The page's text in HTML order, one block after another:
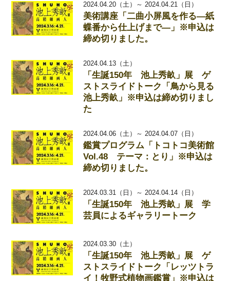
2024.04.20（土）～ 2024.04.21（日）
美術講座「二曲小屏風を作る―紙
蝶番から仕上げまで―」※申込は
締め切りました。
2024.04.13（土）
「生誕150年 池上秀畝」展 ゲ
ストスライドトーク「鳥から見る
池上秀畝」※申込は締め切りまし
た
2024.04.06（土）～ 2024.04.07（日）
鑑賞プログラム「トコトコ美術館
Vol.48 テーマ：とり」※申込は
締め切りました。
2024.03.31（日）～ 2024.04.14（日）
「生誕150年 池上秀畝」展 学
芸員によるギャラリートーク
2024.03.30（土）
「生誕150年 池上秀畝」展 ゲ
ストスライドトーク「レッツトラ
イ！牧野式植物画鑑賞」※申込は